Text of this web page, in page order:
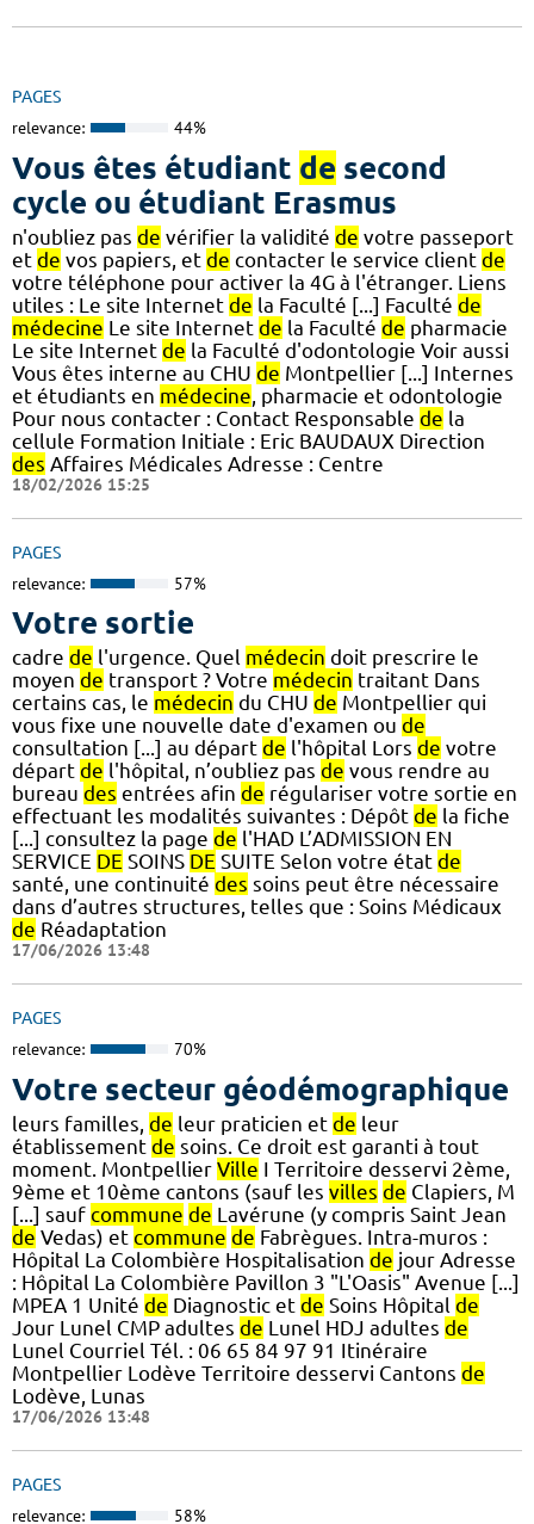
PAGES
relevance: 44%
Vous êtes étudiant de second
cycle ou étudiant Erasmus
n'oubliez pas de vérifier la validité de votre passeport
et de vos papiers, et de contacter le service client de
votre téléphone pour activer la 4G à l'étranger. Liens
utiles : Le site Internet de la Faculté [...] Faculté de
médecine Le site Internet de la Faculté de pharmacie
Le site Internet de la Faculté d'odontologie Voir aussi
Vous êtes interne au CHU de Montpellier [...] Internes
et étudiants en médecine, pharmacie et odontologie
Pour nous contacter : Contact Responsable de la
cellule Formation Initiale : Eric BAUDAUX Direction
des Affaires Médicales Adresse : Centre
18/02/2026 15:25
PAGES
relevance: 57%
Votre sortie
cadre de l'urgence. Quel médecin doit prescrire le
moyen de transport ? Votre médecin traitant Dans
certains cas, le médecin du CHU de Montpellier qui
vous fixe une nouvelle date d'examen ou de
consultation [...] au départ de l'hôpital Lors de votre
départ de l'hôpital, n’oubliez pas de vous rendre au
bureau des entrées afin de régulariser votre sortie en
effectuant les modalités suivantes : Dépôt de la fiche
[...] consultez la page de l'HAD L’ADMISSION EN
SERVICE DE SOINS DE SUITE Selon votre état de
santé, une continuité des soins peut être nécessaire
dans d’autres structures, telles que : Soins Médicaux
de Réadaptation
17/06/2026 13:48
PAGES
relevance: 70%
Votre secteur géodémographique
leurs familles, de leur praticien et de leur
établissement de soins. Ce droit est garanti à tout
moment. Montpellier Ville I Territoire desservi 2ème,
9ème et 10ème cantons (sauf les villes de Clapiers, M
[...] sauf commune de Lavérune (y compris Saint Jean
de Vedas) et commune de Fabrègues. Intra-muros :
Hôpital La Colombière Hospitalisation de jour Adresse
: Hôpital La Colombière Pavillon 3 "L'Oasis" Avenue [...]
MPEA 1 Unité de Diagnostic et de Soins Hôpital de
Jour Lunel CMP adultes de Lunel HDJ adultes de
Lunel Courriel Tél. : 06 65 84 97 91 Itinéraire
Montpellier Lodève Territoire desservi Cantons de
Lodève, Lunas
17/06/2026 13:48
PAGES
relevance: 58%